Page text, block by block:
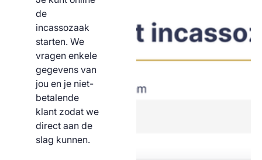
de
incassozaak
starten. We
vragen enkele
gegevens van
jou en je niet-
betalende
klant zodat we
direct aan de
slag kunnen.